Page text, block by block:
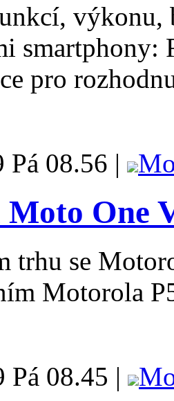
výkonu,
smartphony:
pro
Pá 08.56 |
One
trhu se
Motorola
Pá 08.45 |